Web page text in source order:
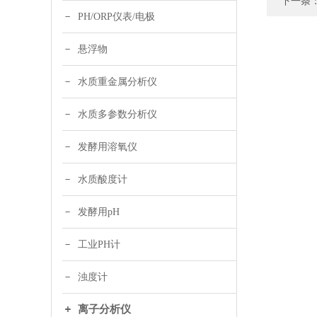
PH/ORP仪表/电极
悬浮物
水质重金属分析仪
水质多参数分析仪
发酵用溶氧仪
水质酸度计
发酵用pH
工业PH计
浊度计
离子分析仪